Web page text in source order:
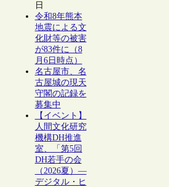
日
令和8年熊本
地震による文
化財等の被害
が83件に（8
月6日時点）
名古屋市、名
古屋城の現天
守閣の記録を
募集中
【イベント】
人間文化研究
機構DH推進
室、「第5回
DH若手の会
（2026夏）―
デジタル・ヒ